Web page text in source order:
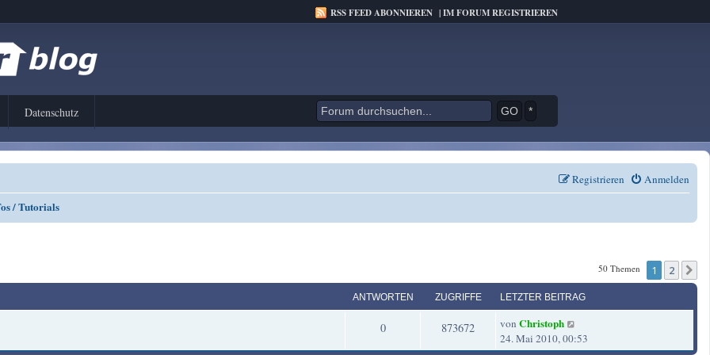
RSS FEED ABONNIEREN |IM FORUM REGISTRIEREN
Datenschutz *
Anmelden
Registrieren
/ Tutorials
50 Themen 1 2
ANTWORTEN ZUGRIFFE LETZTER BEITRAG
0A
n
873672
u
L
e
t
von Christoph
24. Mai 2010, 00:53